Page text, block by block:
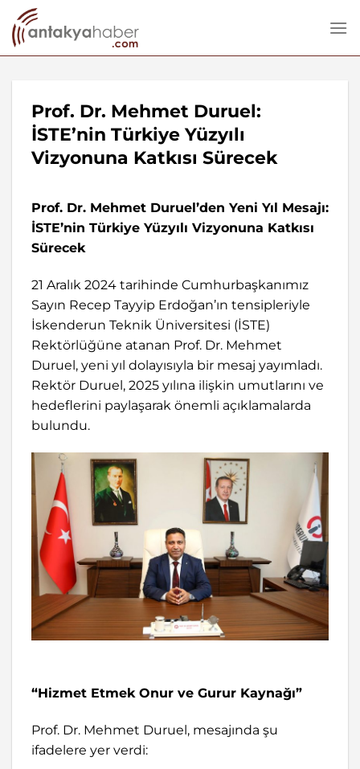
İçeriğe
atla
Prof. Dr. Mehmet Duruel:
İSTE’nin Türkiye Yüzyılı
Vizyonuna Katkısı Sürecek
Prof. Dr. Mehmet Duruel’den Yeni Yıl Mesajı:
İSTE’nin Türkiye Yüzyılı Vizyonuna Katkısı
Sürecek
21 Aralık 2024 tarihinde Cumhurbaşkanımız
Sayın Recep Tayyip Erdoğan’ın tensipleriyle
İskenderun Teknik Üniversitesi (İSTE)
Rektörlüğüne atanan Prof. Dr. Mehmet
Duruel, yeni yıl dolayısıyla bir mesaj yayımladı.
Rektör Duruel, 2025 yılına ilişkin umutlarını ve
hedeflerini paylaşarak önemli açıklamalarda
bulundu.
“Hizmet Etmek Onur ve Gurur Kaynağı”
Prof. Dr. Mehmet Duruel, mesajında şu
ifadelere yer verdi: